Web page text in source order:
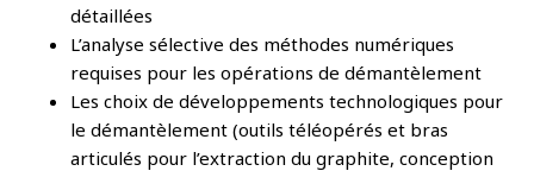
détaillées
L’analyse sélective des méthodes numériques
requises pour les opérations de démantèlement
Les choix de développements technologiques pour
le démantèlement (outils téléopérés et bras
articulés pour l’extraction du graphite, conception